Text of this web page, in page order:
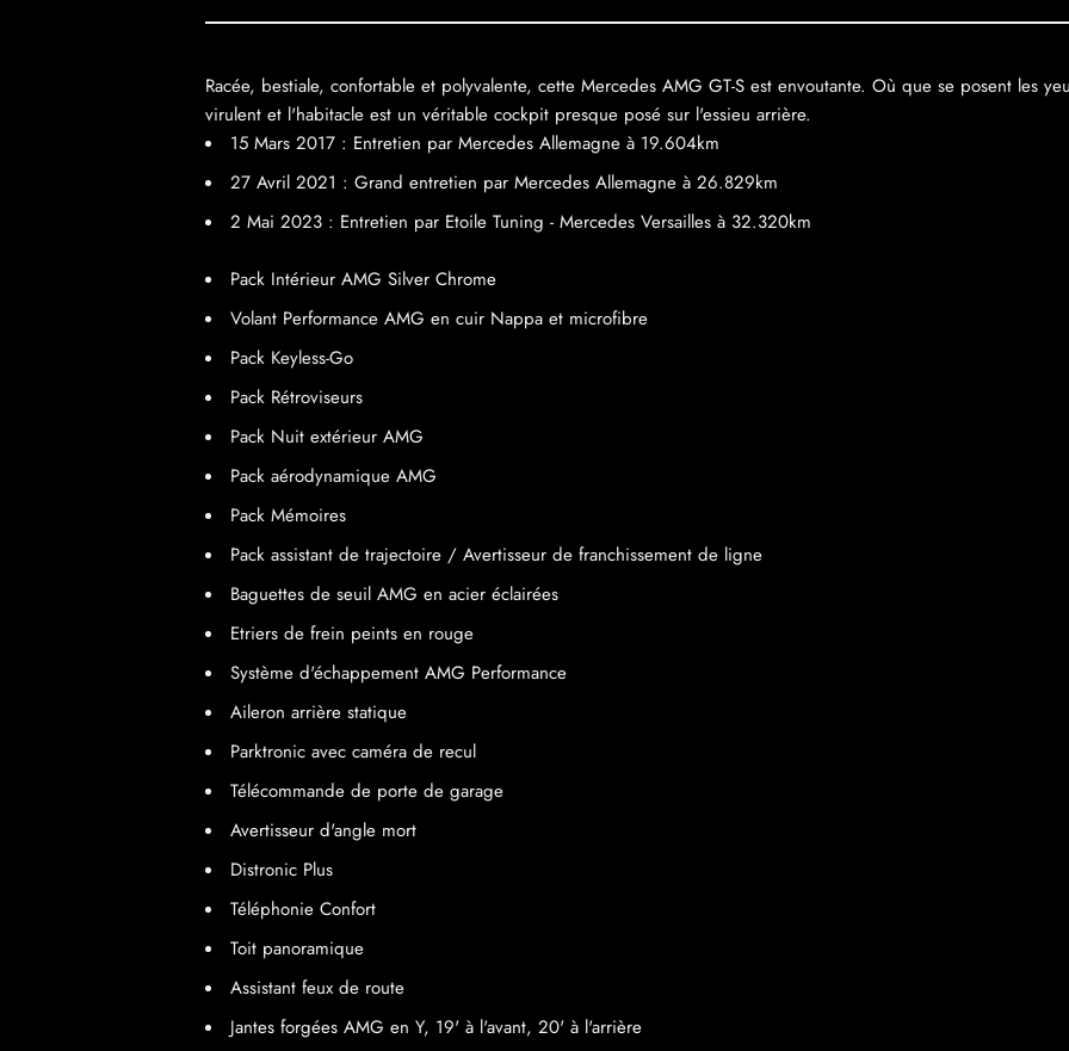
Racée, bestiale, confortable et polyvalente, cette Mercedes AMG GT-S est envoutante. Où que se posent les
virulent et l'habitacle est un véritable cockpit presque posé sur l'essieu arrière.
15 Mars 2017 : Entretien par Mercedes Allemagne à 19.604km
27 Avril 2021 : Grand entretien par Mercedes Allemagne à 26.829km
2 Mai 2023 : Entretien par Etoile Tuning - Mercedes Versailles à 32.320km
Pack Intérieur AMG Silver Chrome
Volant Performance AMG en cuir Nappa et microfibre
Pack Keyless-Go
Pack Rétroviseurs
Pack Nuit extérieur AMG
Pack aérodynamique AMG
Pack Mémoires
Pack assistant de trajectoire / Avertisseur de franchissement de ligne
Baguettes de seuil AMG en acier éclairées
Etriers de frein peints en rouge
Système d'échappement AMG Performance
Aileron arrière statique
Parktronic avec caméra de recul
Télécommande de porte de garage
Avertisseur d'angle mort
Distronic Plus
Téléphonie Confort
Toit panoramique
Assistant feux de route
Jantes forgées AMG en Y, 19' à l'avant, 20' à l'arrière